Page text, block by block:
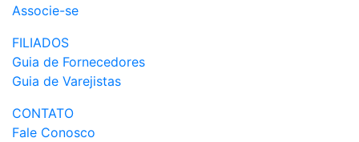
Associe-se
FILIADOS
Guia de Fornecedores
Guia de Varejistas
CONTATO
Fale Conosco